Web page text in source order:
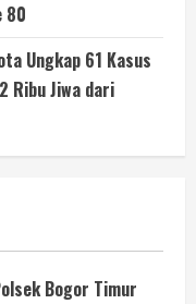
80
Ungkap 61 Kasus
Ribu Jiwa dari
Bogor Timur